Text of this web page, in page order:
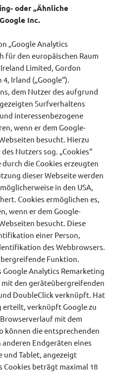
oder „Ähnliche
Inc.
„Google Analytics
für den europäischen Raum
Limited, Gordon
Irland („Google“).
dem Nutzer des aufgrund
Surfverhaltens
interessenbezogene
wenn er dem Google-
besucht. Hierzu
Nutzers sog. „Cookies“
durch die Cookies erzeugten
dieser Webseite werden
in den USA,
Cookies ermöglichen es,
wenn er dem Google-
besucht. Diese
einer Person,
des Webbrowsers.
Funktion.
Analytics Remarketing
den geräteübergreifenden
DoubleClick verknüpft. Hat
erteilt, verknüpft Google zu
mit dem
können die entsprechenden
Endgeräten eines
und Tablet, angezeigt
Cookies beträgt maximal 18